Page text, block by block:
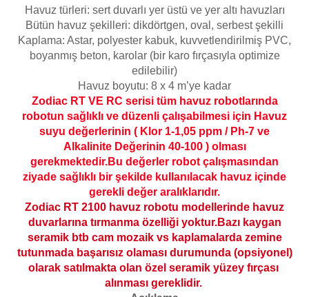
Havuz Kış Kimyasalı
Kalsiyum Hipoklorit
Süper Pool
Tuz
Temizleyici
Ayak Havuzu
Bahçe Havuz
Havuz Robotu Yedek
Dezenfeksiyon
Havuz türleri: sert duvarlı yer üstü ve yer altı havuzları
Bütün havuz şekilleri: dikdörtgen, oval, serbest şekilli
Kaplama: Astar, polyester kabuk, kuvvetlendirilmiş PVC,
boyanmış beton, karolar (bir karo fırçasıyla optimize
edilebilir)
Havuz boyutu: 8 x 4 m’ye kadar
Zodiac RT VE RC serisi tüm havuz robotlarında
robotun sağlıklı ve düzenli çalışabilmesi için Havuz
suyu değerlerinin ( Klor 1-1,05 ppm / Ph-7 ve
Alkalinite Değerinin 40-100 ) olması
gerekmektedir.Bu değerler robot çalışmasından
ziyade sağlıklı bir şekilde kullanılacak havuz içinde
gerekli değer aralıklarıdır.
Zodiac RT 2100 havuz robotu modellerinde havuz
duvarlarına tırmanma özelliğiyoktur.Bazı kaygan
seramik btb cam mozaik vs kaplamalarda zemine
tutunmada başarısız olaması durumunda (opsiyonel)
olarak satılmakta olan özel seramik yüzey fırçası
alınması gereklidir.